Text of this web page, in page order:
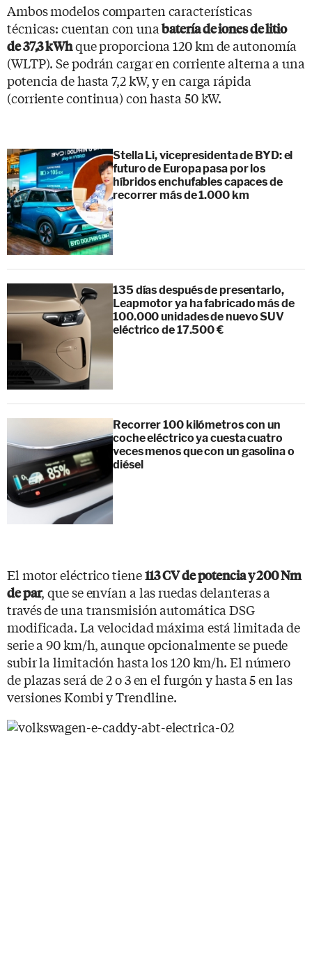
Ambos modelos comparten características
técnicas: cuentan con unabatería de iones de litio
de 37,3 kWhque proporciona 120 km de autonomía
(WLTP). Se podrán cargar en corriente alterna a una
potencia de hasta 7,2 kW, y en carga rápida
(corriente continua) con hasta 50 kW.
Stella Li, vicepresidenta de BYD: el
futuro de Europa pasa por los
híbridos enchufables capaces de
recorrer más de 1.000 km
135 días después de presentarlo,
Leapmotor ya ha fabricado más de
100.000 unidades de nuevo SUV
eléctrico de 17.500 €
Recorrer 100 kilómetros con un
coche eléctrico ya cuesta cuatro
veces menos que con un gasolina o
diésel
El motor eléctrico tiene113 CV de potencia y 200 Nm
de par, que se envían a las ruedas delanteras a
través de una transmisión automática DSG
modificada. La velocidad máxima está limitada de
serie a 90 km/h, aunque opcionalmente se puede
subir la limitación hasta los 120 km/h. El número
de plazas será de 2 o 3 en el furgón y hasta 5 en las
versiones Kombi y Trendline.